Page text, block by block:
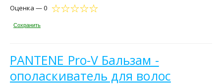
Оценка — 0
Сохранить
PANTENE Pro-V Бальзам -
ополаскиватель для волос